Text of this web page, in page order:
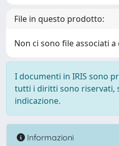
File in questo prodotto:
Non ci sono file associati
I documenti in IRIS sono
tutti i diritti sono riservati,
indicazione.
Informazioni